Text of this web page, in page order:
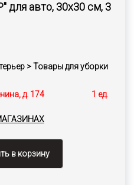
для авто, 30х30 см, 3
> Товары для уборки
д. 174
1 ед.
в корзину